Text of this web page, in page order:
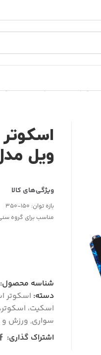
اسکیت برد/اسکیت و
ویل
بازه توان: 150-350
مناسب برای گروه
شناسه محصول:
دسته: اسکوتر
اسکیت،
سواری, ورزش
اشتراک گذاری: